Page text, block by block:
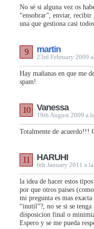
No sé si alguna vez os
“ensobrar”, enviar,
una que gestiona casi
martin
23rd February 2009
9
Hay mañanas en que me
spam!
Vanessa
19th August 2009 a
10
Totalmente de acuerdo!!!
HARUHI
6th January 2011 a
11
la idea de hacer estos
por que otros paises
mi pregunta es mas
“inutil”?, no se si se
disposicion final o
Espero y se me pueda